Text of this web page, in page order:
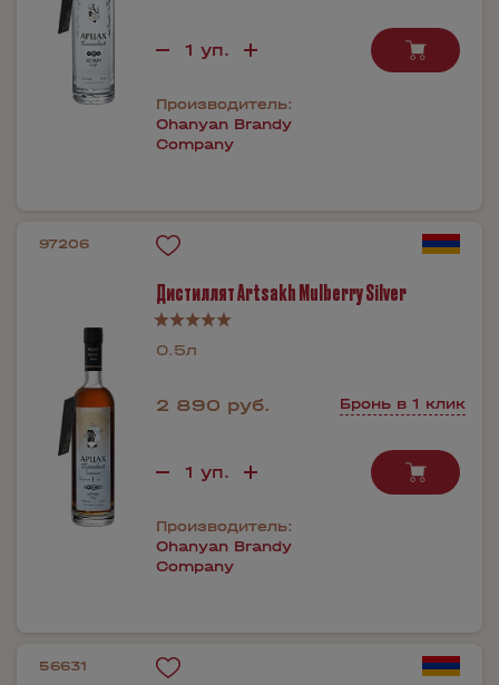
Производитель:
Ohanyan Brandy
Company
97206
Дистиллят Artsakh Mulberry Silver
0.5л
2 890 руб. Бронь в 1 клик
Производитель:
Ohanyan Brandy
Company
56631